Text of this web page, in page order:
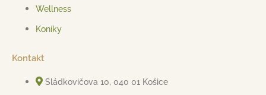
Wellness
Koníky
Kontakt
Sládkovičova 10, 040 01 Košice